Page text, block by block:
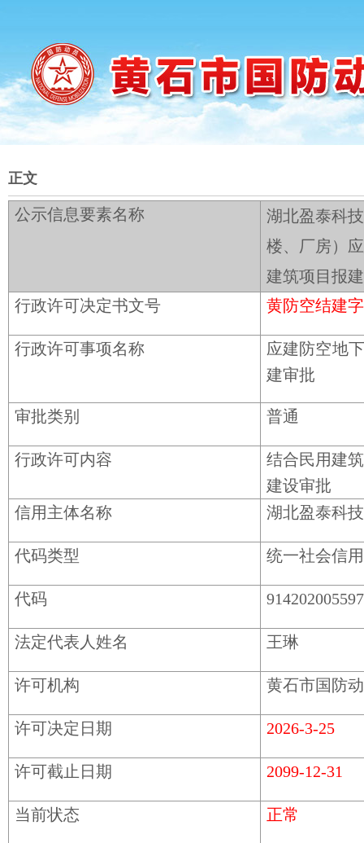
正文
公示信息要素名称
湖北盈泰科
楼、厂房）
建筑项目报
行政许可决定书文号
黄防空结建
行政许可事项名称
应建防空地
建审批
审批类别 普通
行政许可内容
结合民用建
建设审批
信用主体名称
湖北盈泰科
代码类型 统一社会信
代码
法定代表人姓名 王琳
许可机构 黄石市国防
许可决定日期 2026-3-25
许可截止日期 2099-12-31
当前状态 正常